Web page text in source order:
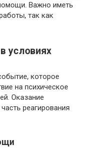
Важно иметь
так как
условиях
которое
на психическое
Оказание
реагирования